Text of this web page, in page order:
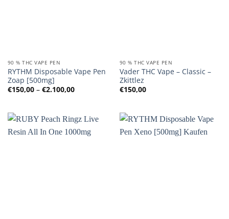
90 % THC VAPE PEN
RYTHM Disposable Vape Pen
Zoap [500mg]
€150,00 – €2.100,00Preisspanne:
90 % THC VAPE PEN
Vader THC Vape – Classic –
Zkittlez
€150,00